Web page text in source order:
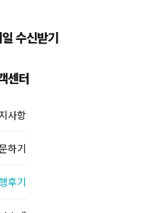
수신받기
센터
사항
하기
후기